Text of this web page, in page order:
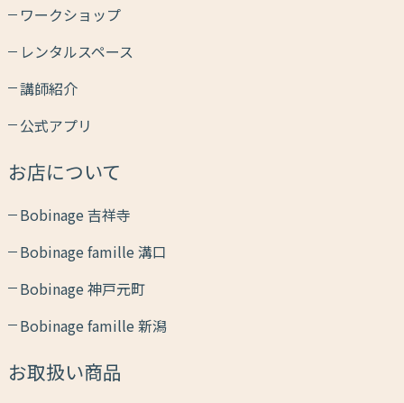
ワークショップ
レンタルスペース
講師紹介
公式アプリ
お店について
Bobinage 吉祥寺
Bobinage famille 溝口
Bobinage 神戸元町
Bobinage famille 新潟
お取扱い商品